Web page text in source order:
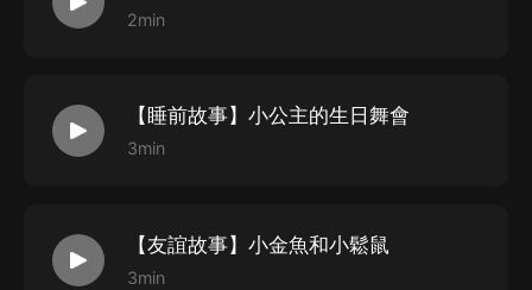
2min
【睡前故事】小公主的生日舞會
3min
【友誼故事】小金魚和小鬆鼠
3min